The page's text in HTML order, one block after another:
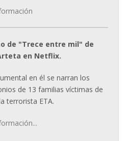
de "Trece entre mil" de
en Netflix.
en él se narran los
de 13 familias víctimas de
terrorista ETA.